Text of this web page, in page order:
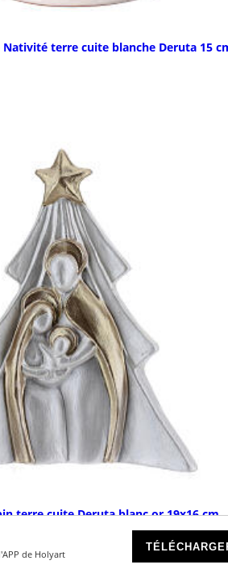
de Holyart
Nativité terre cuite blanche Deruta 15
terre cuite Deruta blanc or 19x16 cm